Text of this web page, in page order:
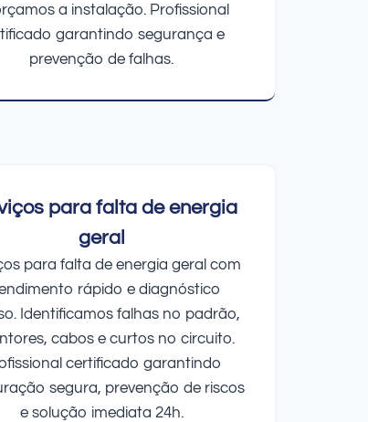
a instalação. Profissional
garantindo segurança e
prevenção de falhas.
para falta de energia
geral
para falta de energia geral com
rápido e diagnóstico
Identificamos falhas no padrão,
cabos e curtos no circuito.
certificado garantindo
segura, prevenção de riscos
e solução imediata 24h.